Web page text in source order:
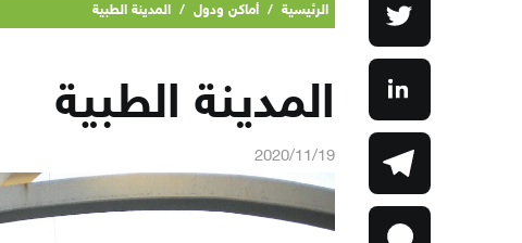
الرئيسية / أماكن ودول / المدينة الطبية
المدينة الطبية
2020/11/19